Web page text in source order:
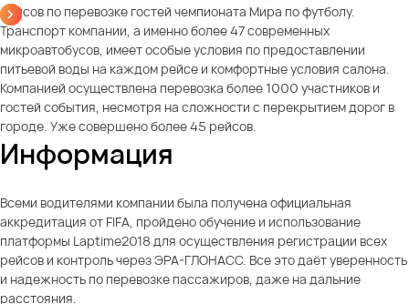
рейсов по перевозке гостей чемпионата Мира по футболу.
Транспорт компании, а именно более 47 современных
микроавтобусов, имеет особые условия по предоставлении
питьевой воды на каждом рейсе и комфортные условия салона.
Компанией осуществлена перевозка более 1000 участников и
гостей события, несмотря на сложности с перекрытием дорог в
городе. Уже совершено более 45 рейсов.
Информация
Всеми водителями компании была получена официальная
аккредитация от FIFA, пройдено обучение и использование
платформы Laptime2018 для осуществления регистрации всех
рейсов и контроль через ЭРА-ГЛОНАСС. Все это даёт уверенность
и надежность по перевозке пассажиров, даже на дальние
расстояния.